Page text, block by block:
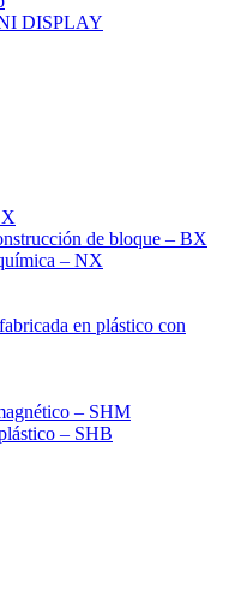
DISPLAY
de bloque – BX
– NX
en plástico con
– SHM
– SHB